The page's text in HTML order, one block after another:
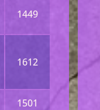
1449
1612
1501